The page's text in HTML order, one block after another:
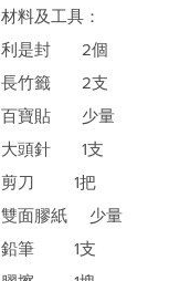
材料及工具：
利是封 2個
長竹籤 2支
百寶貼 少量
大頭針 1支
剪刀 1把
雙面膠紙 少量
鉛筆 1支